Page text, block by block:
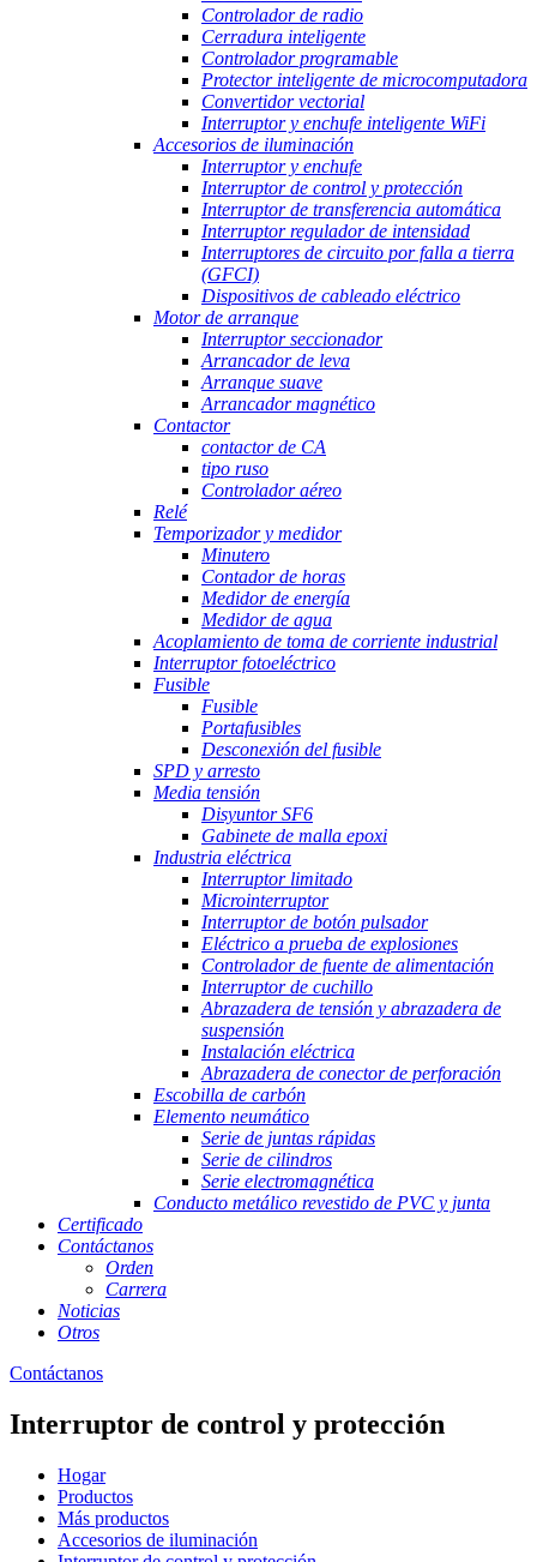
Controlador de radio
Cerradura inteligente
Controlador programable
Protector inteligente de microcomputadora
Convertidor vectorial
Interruptor y enchufe inteligente WiFi
Accesorios de iluminación
Interruptor y enchufe
Interruptor de control y protección
Interruptor de transferencia automática
Interruptor regulador de intensidad
Interruptores de circuito por falla a tierra
(GFCI)
Dispositivos de cableado eléctrico
Motor de arranque
Interruptor seccionador
Arrancador de leva
Arranque suave
Arrancador magnético
Contactor
contactor de CA
tipo ruso
Controlador aéreo
Relé
Temporizador y medidor
Minutero
Contador de horas
Medidor de energía
Medidor de agua
Acoplamiento de toma de corriente industrial
Interruptor fotoeléctrico
Fusible
Fusible
Portafusibles
Desconexión del fusible
SPD y arresto
Media tensión
Disyuntor SF6
Gabinete de malla epoxi
Industria eléctrica
Interruptor limitado
Microinterruptor
Interruptor de botón pulsador
Eléctrico a prueba de explosiones
Controlador de fuente de alimentación
Interruptor de cuchillo
Abrazadera de tensión y abrazadera de
suspensión
Instalación eléctrica
Abrazadera de conector de perforación
Escobilla de carbón
Elemento neumático
Serie de juntas rápidas
Serie de cilindros
Serie electromagnética
Conducto metálico revestido de PVC y junta
Certificado
Contáctanos
Orden
Carrera
Noticias
Otros
Contáctanos
Interruptor de control y protección
Hogar
Productos
Más productos
Accesorios de iluminación